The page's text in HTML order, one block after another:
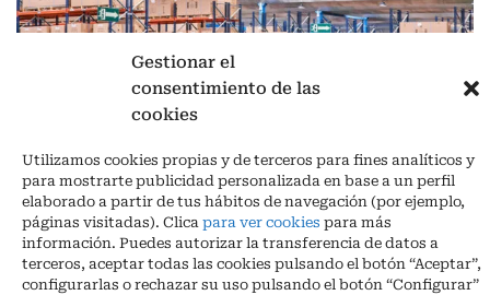
Gestionar el
consentimiento de las
cookies
Utilizamos cookies propias y de terceros para fines analíticos y
para mostrarte publicidad personalizada en base a un perfil
elaborado a partir de tus hábitos de navegación (por ejemplo,
páginas visitadas). Clica para ver cookies para más
información. Puedes autorizar la transferencia de datos a
terceros, aceptar todas las cookies pulsando el botón “Aceptar”,
configurarlas o rechazar su uso pulsando el botón “Configurar”
Aviso legal|Política de privacidad
España
COORDENADAS: Latitud: 37,40 – Longitud -04,58 | Telf. + 34 957 51
30 68
info@infrico.com Infrico SL 2026©. Diseñado porBabait Technology